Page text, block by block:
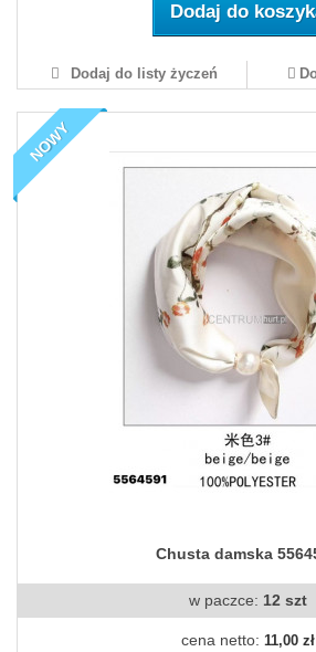
Dodaj do
Dodaj do listy życzeń
NOWY
Chusta damska
w paczce: 12 szt
cena netto: 11,00 zł